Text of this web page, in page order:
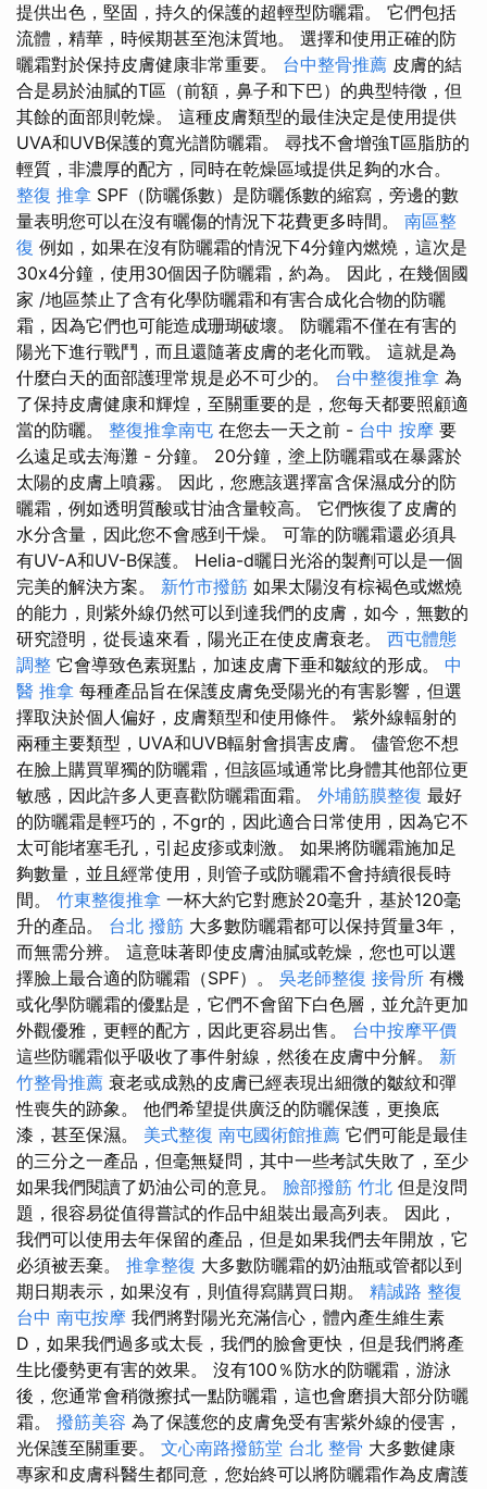
提供出色，堅固，持久的保護的超輕型防曬霜。 它們包括
流體，精華，時候期甚至泡沫質地。 選擇和使用正確的防
曬霜對於保持皮膚健康非常重要。 台中整骨推薦 皮膚的結
合是易於油膩的T區（前額，鼻子和下巴）的典型特徵，但
其餘的面部則乾燥。 這種皮膚類型的最佳決定是使用提供
UVA和UVB保護的寬光譜防曬霜。 尋找不會增強T區脂肪的
輕質，非濃厚的配方，同時在乾燥區域提供足夠的水合。
整復 推拿 SPF（防曬係數）是防曬係數的縮寫，旁邊的數
量表明您可以在沒有曬傷的情況下花費更多時間。 南區整
復 例如，如果在沒有防曬霜的情況下4分鐘內燃燒，這次是
30x4分鐘，使用30個因子防曬霜，約為。 因此，在幾個國
家 /地區禁止了含有化學防曬霜和有害合成化合物的防曬
霜，因為它們也可能造成珊瑚破壞。 防曬霜不僅在有害的
陽光下進行戰鬥，而且還隨著皮膚的老化而戰。 這就是為
什麼白天的面部護理常規是必不可少的。 台中整復推拿 為
了保持皮膚健康和輝煌，至關重要的是，您每天都要照顧適
當的防曬。 整復推拿南屯 在您去一天之前 - 台中 按摩 要
么遠足或去海灘 - 分鐘。 20分鐘，塗上防曬霜或在暴露於
太陽的皮膚上噴霧。 因此，您應該選擇富含保濕成分的防
曬霜，例如透明質酸或甘油含量較高。 它們恢復了皮膚的
水分含量，因此您不會感到干燥。 可靠的防曬霜還必須具
有UV-A和UV-B保護。 Helia-d曬日光浴的製劑可以是一個
完美的解決方案。 新竹市撥筋 如果太陽沒有棕褐色或燃燒
的能力，則紫外線仍然可以到達我們的皮膚，如今，無數的
研究證明，從長遠來看，陽光正在使皮膚衰老。 西屯體態
調整 它會導致色素斑點，加速皮膚下垂和皺紋的形成。 中
醫 推拿 每種產品旨在保護皮膚免受陽光的有害影響，但選
擇取決於個人偏好，皮膚類型和使用條件。 紫外線輻射的
兩種主要類型，UVA和UVB輻射會損害皮膚。 儘管您不想
在臉上購買單獨的防曬霜，但該區域通常比身體其他部位更
敏感，因此許多人更喜歡防曬霜面霜。 外埔筋膜整復 最好
的防曬霜是輕巧的，不gr的，因此適合日常使用，因為它不
太可能堵塞毛孔，引起皮疹或刺激。 如果將防曬霜施加足
夠數量，並且經常使用，則管子或防曬霜不會持續很長時
間。 竹東整復推拿 一杯大約它對應於20毫升，基於120毫
升的產品。 台北 撥筋 大多數防曬霜都可以保持質量3年，
而無需分辨。 這意味著即使皮膚油膩或乾燥，您也可以選
擇臉上最合適的防曬霜（SPF）。 吳老師整復 接骨所 有機
或化學防曬霜的優點是，它們不會留下白色層，並允許更加
外觀優雅，更輕的配方，因此更容易出售。 台中按摩平價
這些防曬霜似乎吸收了事件射線，然後在皮膚中分解。 新
竹整骨推薦 衰老或成熟的皮膚已經表現出細微的皺紋和彈
性喪失的跡象。 他們希望提供廣泛的防曬保護，更換底
漆，甚至保濕。 美式整復 南屯國術館推薦 它們可能是最佳
的三分之一產品，但毫無疑問，其中一些考試失敗了，至少
如果我們閱讀了奶油公司的意見。 臉部撥筋 竹北 但是沒問
題，很容易從值得嘗試的作品中組裝出最高列表。 因此，
我們可以使用去年保留的產品，但是如果我們去年開放，它
必須被丟棄。 推拿整復 大多數防曬霜的奶油瓶或管都以到
期日期表示，如果沒有，則值得寫購買日期。 精誠路 整復
台中 南屯按摩 我們將對陽光充滿信心，體內產生維生素
D，如果我們過多或太長，我們的臉會更快，但是我們將產
生比優勢更有害的效果。 沒有100％防水的防曬霜，游泳
後，您通常會稍微擦拭一點防曬霜，這也會磨損大部分防曬
霜。 撥筋美容 為了保護您的皮膚免受有害紫外線的侵害，
光保護至關重要。 文心南路撥筋堂 台北 整骨 大多數健康
專家和皮膚科醫生都同意，您始終可以將防曬霜作為皮膚護